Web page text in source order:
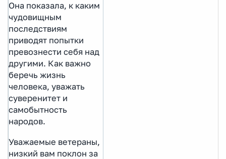
Она показала, к каким
чудовищным
последствиям
приводят попытки
превознести себя над
другими. Как важно
беречь жизнь
человека, уважать
суверенитет и
самобытность
народов.
Уважаемые ветераны,
низкий вам поклон за